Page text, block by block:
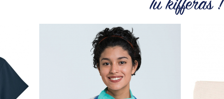
Tu kifferas !